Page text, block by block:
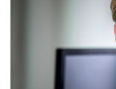
fastighetsförmedling